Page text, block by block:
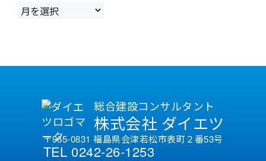
ア
ー
総合建設コンサルタント
株式会社 ダイエツ
〒965-0831 福島県会津若松市表町２番53号
TEL 0242-26-1253